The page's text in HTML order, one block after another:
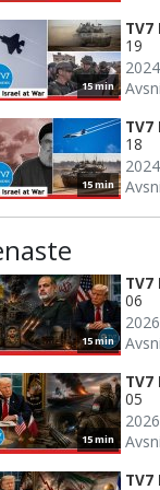
15 min
19
15 min
18
15 min
06
15 min
05